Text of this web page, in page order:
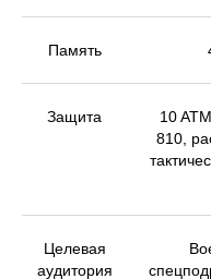
Память
Защита
10
810,
Целевая
аудитория